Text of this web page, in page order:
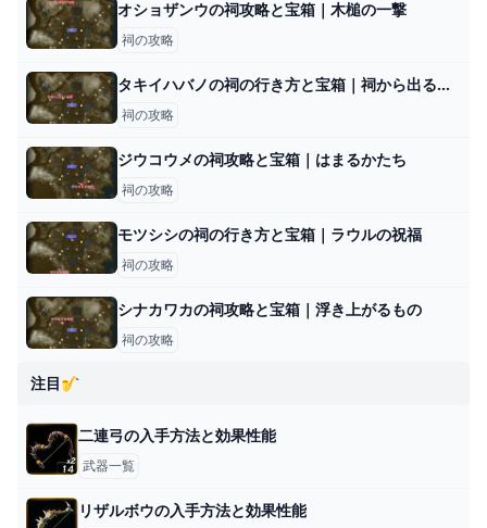
オショザンウの祠攻略と宝箱｜木槌の一撃
祠の攻略
タキイハバノの祠の行き方と宝箱｜祠から出る方法
祠の攻略
ジウコウメの祠攻略と宝箱｜はまるかたち
祠の攻略
モツシシの祠の行き方と宝箱｜ラウルの祝福
祠の攻略
シナカワカの祠攻略と宝箱｜浮き上がるもの
祠の攻略
注目🎷
二連弓の入手方法と効果性能
武器一覧
リザルボウの入手方法と効果性能